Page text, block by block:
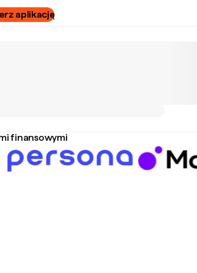
aplikację
finansowymi